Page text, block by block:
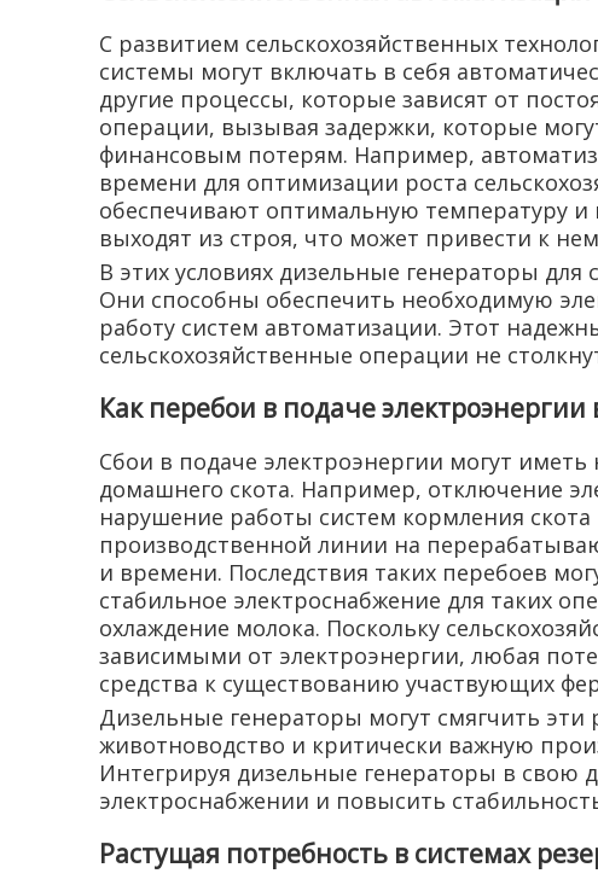
С развитием сельскохозяйственных
системы могут включать в себя
другие процессы, которые зависят от
операции, вызывая задержки, которые
финансовым потерям. Например,
времени для оптимизации роста
обеспечивают оптимальную температуру и
выходят из строя, что может привести к
В этих условиях дизельные генераторы
Они способны обеспечить необходимую
работу систем автоматизации. Этот
сельскохозяйственные операции не
Как перебои в подаче
Сбои в подаче электроэнергии могут
домашнего скота. Например, отключение
нарушение работы систем кормления
производственной линии на
и времени. Последствия таких перебоев
стабильное электроснабжение для таких
охлаждение молока. Поскольку
зависимыми от электроэнергии, любая
средства к существованию участвующих
Дизельные генераторы могут смягчить
животноводство и критически важную
Интегрируя дизельные генераторы в свою
электроснабжении и повысить
Растущая потребность в системах